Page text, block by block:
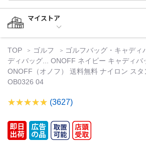
マイストア
TOP ゴルフ ゴルフバッグ・キャディ
ディバッグ... ONOFF ネイビー キャディバ
ONOFF（オノフ） 送料無料 ナイロン ス
OB0326 04
(3627)